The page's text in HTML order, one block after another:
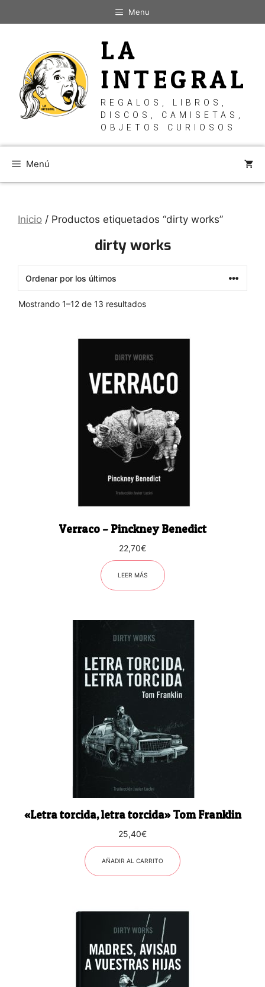
al
Menu
LA
INTEGRAL
REGALOS, LIBROS,
DISCOS, CAMISETAS,
OBJETOS CURIOSOS
Menú
Inicio / Productos etiquetados “dirty works”
dirty works
Mostrando 1–12 de 13 resultadosOrdenado
últimos
Verraco – Pinckney Benedict
22,70€
LEER MÁS
«Letra torcida, letra torcida» Tom Franklin
25,40€
AÑADIR AL CARRITO